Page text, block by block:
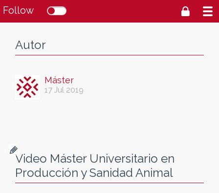
Follow
Video Máster Universitario en
Producción y Sanidad Animal
Autor
Máster
17 Jul 2019